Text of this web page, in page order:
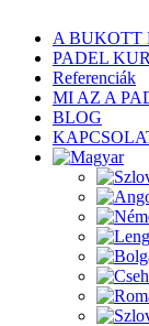
A BUKOTT
PADEL
Referenciák
MI AZ A
BLOG